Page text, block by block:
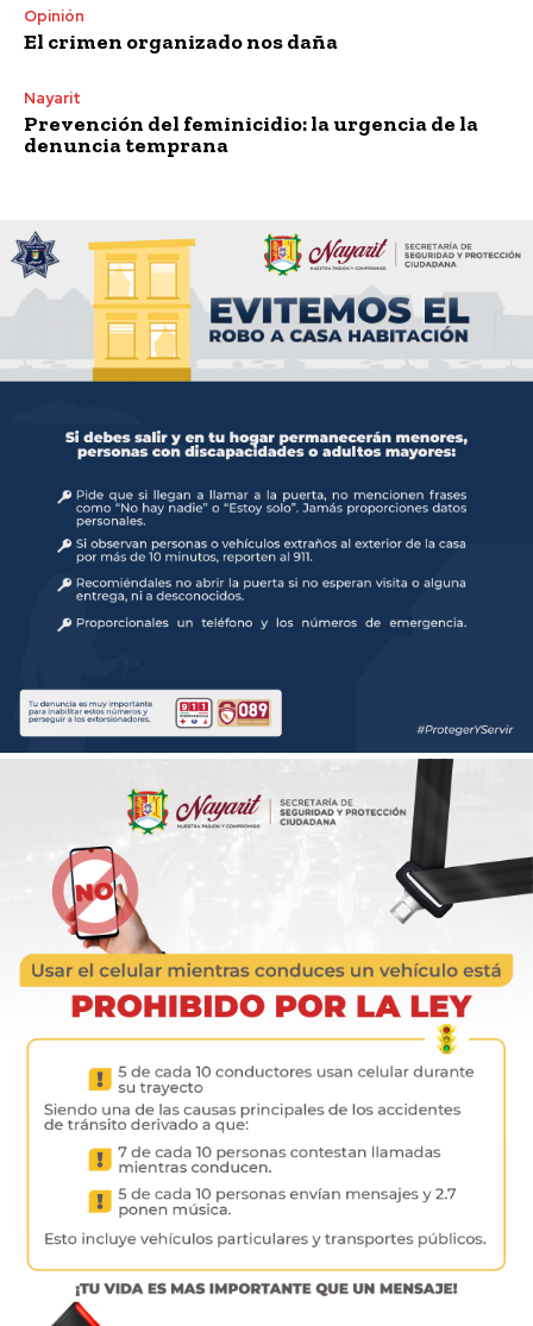
Opinión
El crimen organizado nos daña
Nayarit
Prevención del feminicidio: la urgencia de la
denuncia temprana